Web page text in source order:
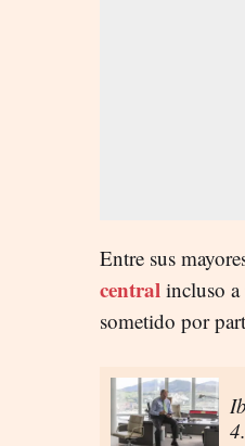
Entre sus
central incluso
sometido por